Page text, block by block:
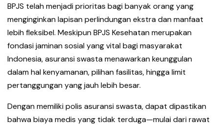
BPJS telah menjadi prioritas bagi banyak orang yang
menginginkan lapisan perlindungan ekstra dan manfaat
lebih fleksibel. Meskipun BPJS Kesehatan merupakan
fondasi jaminan sosial yang vital bagi masyarakat
Indonesia, asuransi swasta menawarkan keunggulan
dalam hal kenyamanan, pilihan fasilitas, hingga limit
pertanggungan yang jauh lebih besar.
Dengan memiliki polis asuransi swasta, dapat dipastikan
bahwa biaya medis yang tidak terduga—mulai dari rawat